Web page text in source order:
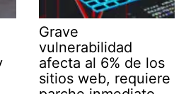
Grave
vulnerabilidad
afecta al 6% de los
sitios web, requiere